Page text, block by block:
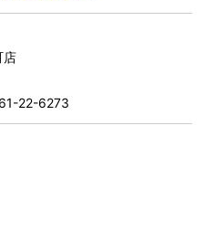
店
22-6273